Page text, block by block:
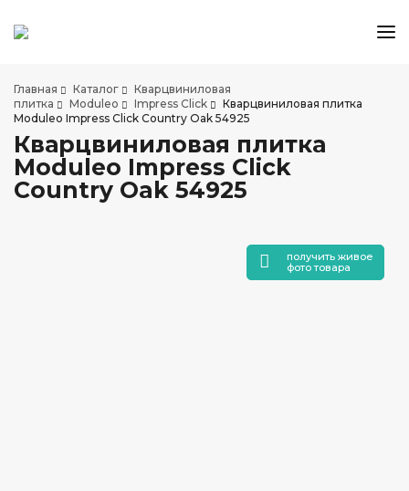
АКЦИИ И СКИДКИ
О КОМПАНИИ
НАШИ МАГАЗИНЫ
ДОСТАВКА И ОПЛАТА
Главная Каталог
Кварцвиниловая
плитка
Moduleo Impress Click
Кварцвиниловая плитка
Moduleo Impress Click Country Oak 54925
Кварцвиниловая плитка
Moduleo Impress Click
Country Oak 54925
получить живое
фото товара